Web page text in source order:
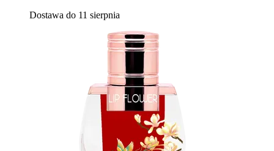
Dostawa do 11 sierpnia